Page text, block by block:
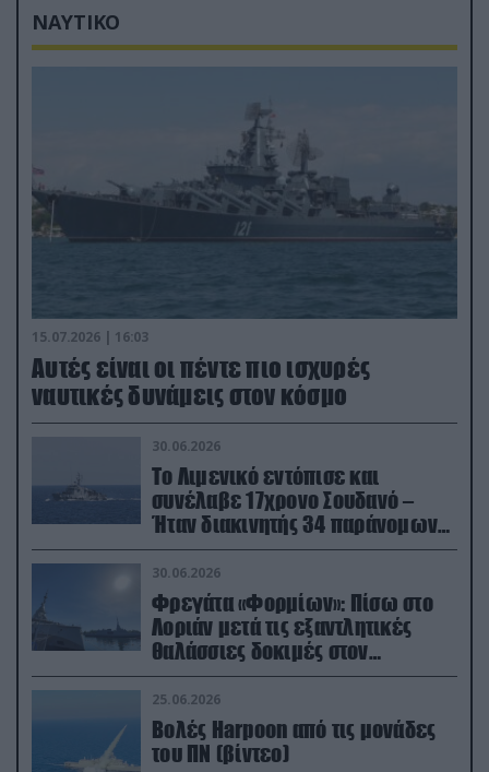
ΝΑΥΤΙΚΟ
15.07.2026 | 16:03
Aυτές είναι οι πέντε πιο ισχυρές
ναυτικές δυνάμεις στον κόσμο
30.06.2026
Το Λιμενικό εντόπισε και
συνέλαβε 17χρονο Σουδανό –
Ήταν διακινητής 34 παράνομων
μεταναστών
30.06.2026
Φρεγάτα «Φορμίων»: Πίσω στο
Λοριάν μετά τις εξαντλητικές
θαλάσσιες δοκιμές στον
απαιτητικό Βισκαϊκό
25.06.2026
Βολές Harpoon από τις μονάδες
του ΠΝ (βίντεο)